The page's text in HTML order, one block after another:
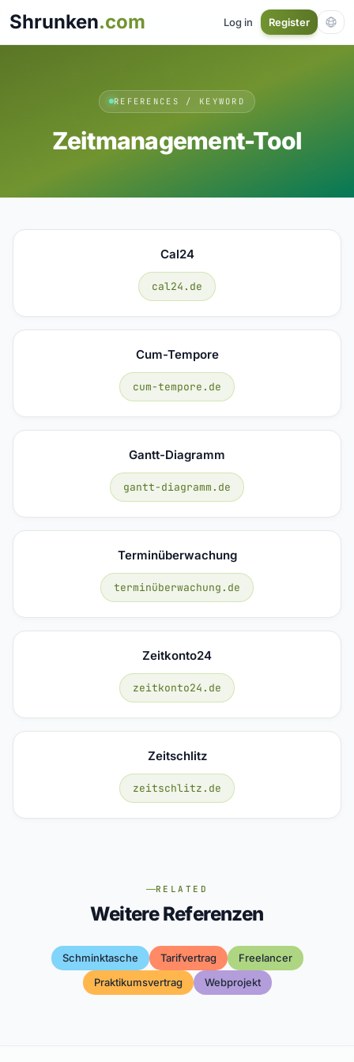
Shrunken.com Log in Register
REFERENCES / KEYWORD
Zeitmanagement-Tool
Cal24
cal24.de
Cum-Tempore
cum-tempore.de
Gantt-Diagramm
gantt-diagramm.de
Terminüberwachung
terminüberwachung.de
Zeitkonto24
zeitkonto24.de
Zeitschlitz
zeitschlitz.de
RELATED
Weitere Referenzen
Schminktasche Tarifvertrag
Freelancer
Praktikumsvertrag
Webprojekt